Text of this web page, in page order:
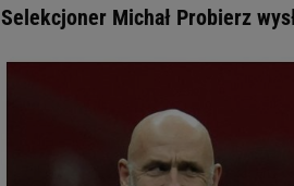
Selekcjoner Michał Probierz